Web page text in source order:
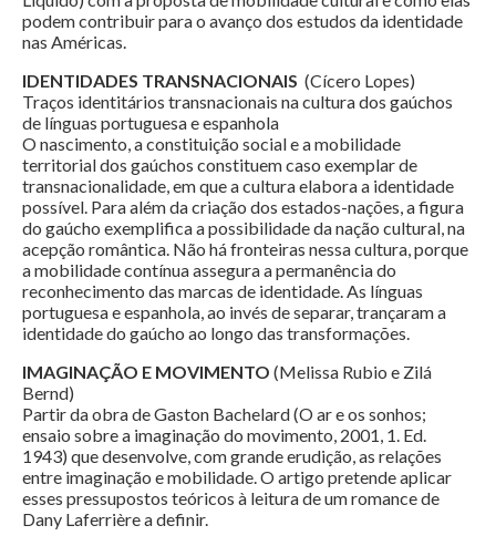
podem contribuir para o avanço dos estudos da identidade
nas Américas.
IDENTIDADES TRANSNACIONAIS (Cícero Lopes)
Traços identitários transnacionais na cultura dos gaúchos
de línguas portuguesa e espanhola
O nascimento, a constituição social e a mobilidade
territorial dos gaúchos constituem caso exemplar de
transnacionalidade, em que a cultura elabora a identidade
possível. Para além da criação dos estados-nações, a figura
do gaúcho exemplifica a possibilidade da nação cultural, na
acepção romântica. Não há fronteiras nessa cultura, porque
a mobilidade contínua assegura a permanência do
reconhecimento das marcas de identidade. As línguas
portuguesa e espanhola, ao invés de separar, trançaram a
identidade do gaúcho ao longo das transformações.
IMAGINAÇÃO E MOVIMENTO (Melissa Rubio e Zilá
Bernd)
Partir da obra de Gaston Bachelard (O ar e os sonhos;
ensaio sobre a imaginação do movimento, 2001, 1. Ed.
1943) que desenvolve, com grande erudição, as relações
entre imaginação e mobilidade. O artigo pretende aplicar
esses pressupostos teóricos à leitura de um romance de
Dany Laferrière a definir.